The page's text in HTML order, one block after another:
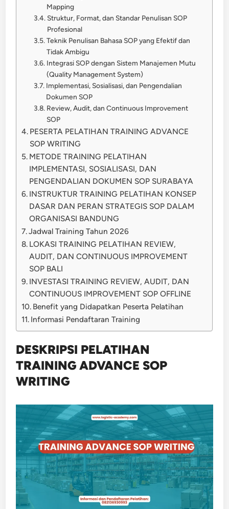
Mapping
Struktur, Format, dan Standar Penulisan SOP
Profesional
Teknik Penulisan Bahasa SOP yang Efektif dan
Tidak Ambigu
Integrasi SOP dengan Sistem Manajemen Mutu
(Quality Management System)
Implementasi, Sosialisasi, dan Pengendalian
Dokumen SOP
Review, Audit, dan Continuous Improvement
SOP
PESERTA PELATIHAN TRAINING ADVANCE
SOP WRITING
METODE TRAINING PELATIHAN
IMPLEMENTASI, SOSIALISASI, DAN
PENGENDALIAN DOKUMEN SOP SURABAYA
INSTRUKTUR TRAINING PELATIHAN KONSEP
DASAR DAN PERAN STRATEGIS SOP DALAM
ORGANISASI BANDUNG
Jadwal Training Tahun 2026
LOKASI TRAINING PELATIHAN REVIEW,
AUDIT, DAN CONTINUOUS IMPROVEMENT
SOP BALI
INVESTASI TRAINING REVIEW, AUDIT, DAN
CONTINUOUS IMPROVEMENT SOP OFFLINE
Benefit yang Didapatkan Peserta Pelatihan
Informasi Pendaftaran Training
DESKRIPSI PELATIHAN
TRAINING ADVANCE SOP
WRITING